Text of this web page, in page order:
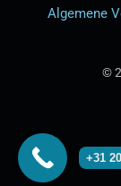
Algemene
©
+31